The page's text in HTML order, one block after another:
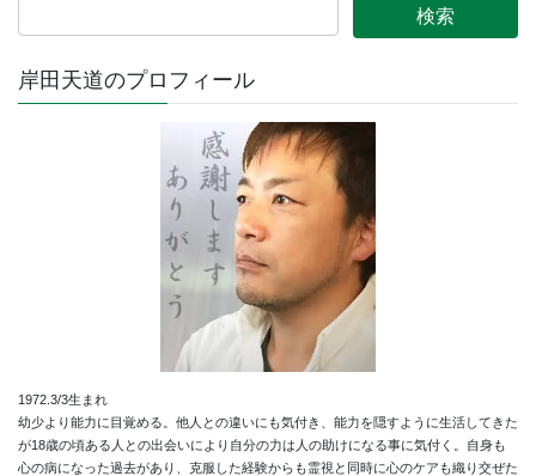
岸田天道のプロフィール
1972.3/3生まれ
幼少より能力に目覚める。他人との違いにも気付き、能力を隠すように生活してきた
が18歳の頃ある人との出会いにより自分の力は人の助けになる事に気付く。自身も
心の病になった過去があり、克服した経験からも霊視と同時に心のケアも織り交ぜた